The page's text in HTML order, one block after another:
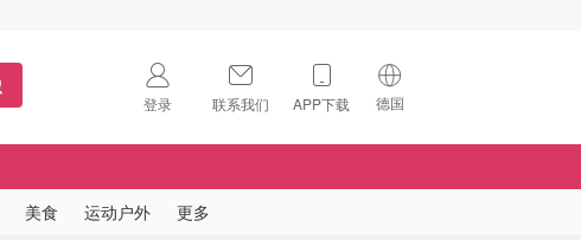
登录 联系我们 APP下载 德国
🇺🇸
美食 运动户外 更多